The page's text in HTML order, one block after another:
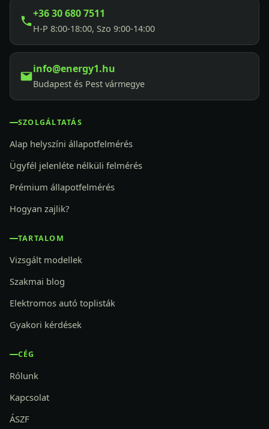
+36 30 680 7511
H-P 8:00-18:00, Szo 9:00-14:00
info@energy1.hu
Budapest és Pest vármegye
SZOLGÁLTATÁS
Alap helyszíni állapotfelmérés
Ügyfél jelenléte nélküli felmérés
Prémium állapotfelmérés
Hogyan zajlik?
TARTALOM
Vizsgált modellek
Szakmai blog
Elektromos autó toplisták
Gyakori kérdések
CÉG
Rólunk
Kapcsolat
ÁSZF